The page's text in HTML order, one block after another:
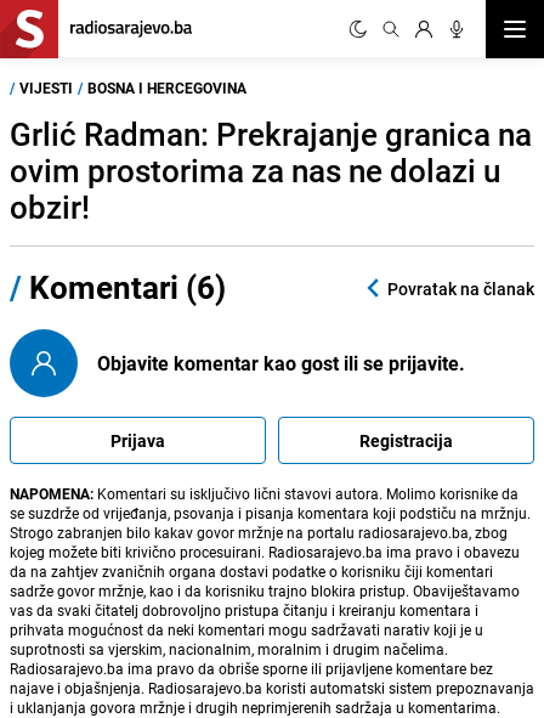
/ VIJESTI / BOSNA I HERCEGOVINA
Grlić Radman: Prekrajanje granica na
ovim prostorima za nas ne dolazi u
obzir!
/ Komentari (6) Povratak na članak
Objavite komentar kao gost ili se prijavite.
Prijava Registracija
NAPOMENA: Komentari su isključivo lični stavovi autora. Molimo korisnike da
se suzdrže od vrijeđanja, psovanja i pisanja komentara koji podstiču na mržnju.
Strogo zabranjen bilo kakav govor mržnje na portalu radiosarajevo.ba, zbog
kojeg možete biti krivično procesuirani. Radiosarajevo.ba ima pravo i obavezu
da na zahtjev zvaničnih organa dostavi podatke o korisniku čiji komentari
sadrže govor mržnje, kao i da korisniku trajno blokira pristup. Obaviještavamo
vas da svaki čitatelj dobrovoljno pristupa čitanju i kreiranju komentara i
prihvata mogućnost da neki komentari mogu sadržavati narativ koji je u
suprotnosti sa vjerskim, nacionalnim, moralnim i drugim načelima.
Radiosarajevo.ba ima pravo da obriše sporne ili prijavljene komentare bez
najave i objašnjenja. Radiosarajevo.ba koristi automatski sistem prepoznavanja
i uklanjanja govora mržnje i drugih neprimjerenih sadržaja u komentarima.